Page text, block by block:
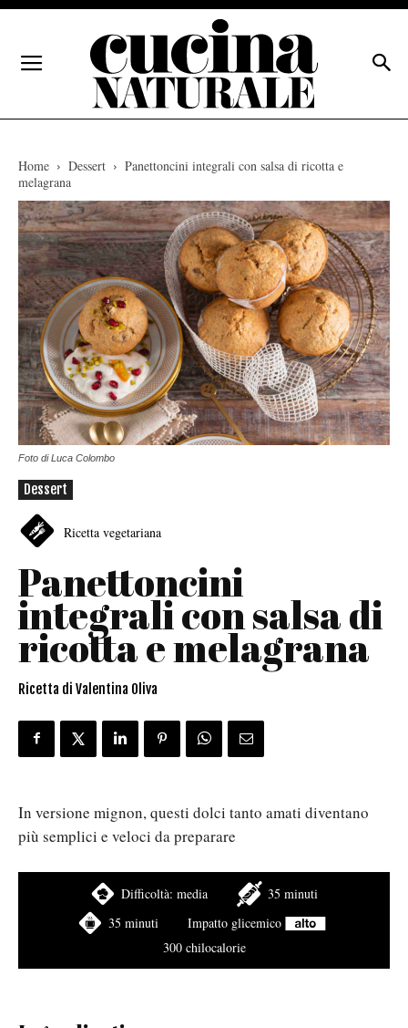
Home Dessert
Panettoncini integrali con salsa di ricotta e
melagrana
Foto di Luca Colombo
Dessert
Ricetta vegetariana
Panettoncini
integrali con salsa di
ricotta e melagrana
Ricetta di Valentina Oliva
In versione mignon, questi dolci tanto amati diventano
più semplici e veloci da preparare
Difficoltà: media
35 minuti
35 minuti
Impatto glicemico
300 chilocalorie